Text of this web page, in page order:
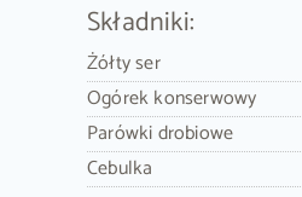
Składniki:
Żółty ser
Ogórek konserwowy
Parówki drobiowe
Cebulka